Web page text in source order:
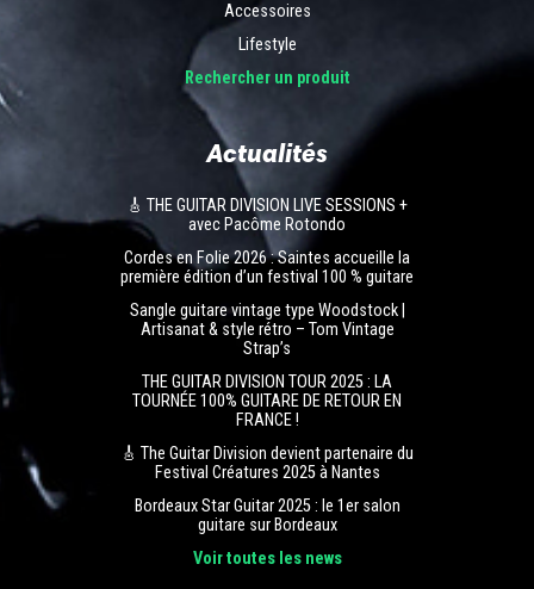
Accessoires
Lifestyle
Rechercher un produit
Actualités
🎸 THE GUITAR DIVISION LIVE SESSIONS +
avec Pacôme Rotondo
Cordes en Folie 2026 : Saintes accueille la
première édition d’un festival 100 % guitare
Sangle guitare vintage type Woodstock |
Artisanat & style rétro – Tom Vintage
Strap’s
THE GUITAR DIVISION TOUR 2025 : LA
TOURNÉE 100% GUITARE DE RETOUR EN
FRANCE !
🎸 The Guitar Division devient partenaire du
Festival Créatures 2025 à Nantes
Bordeaux Star Guitar 2025 : le 1er salon
guitare sur Bordeaux
Voir toutes les news